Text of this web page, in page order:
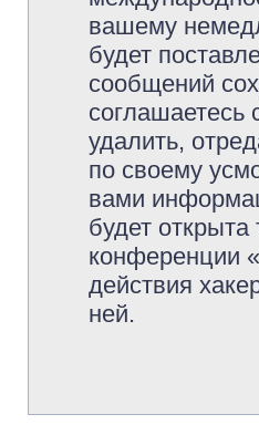
вашему
будет
сообщений
удалить,
по своему
вами
будет
конференции
действия
ней.